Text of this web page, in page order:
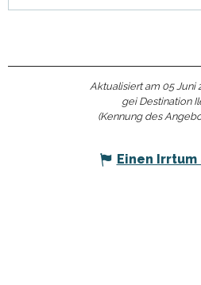
Aktualisiert am 05 Juni
gei Destination
(Kennung des
Einen Irrtum